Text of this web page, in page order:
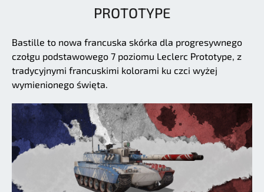
PROTOTYPE
Bastille to nowa francuska skórka dla progresywnego
czołgu podstawowego 7 poziomu Leclerc Prototype, z
tradycyjnymi francuskimi kolorami ku czci wyżej
wymienionego święta.